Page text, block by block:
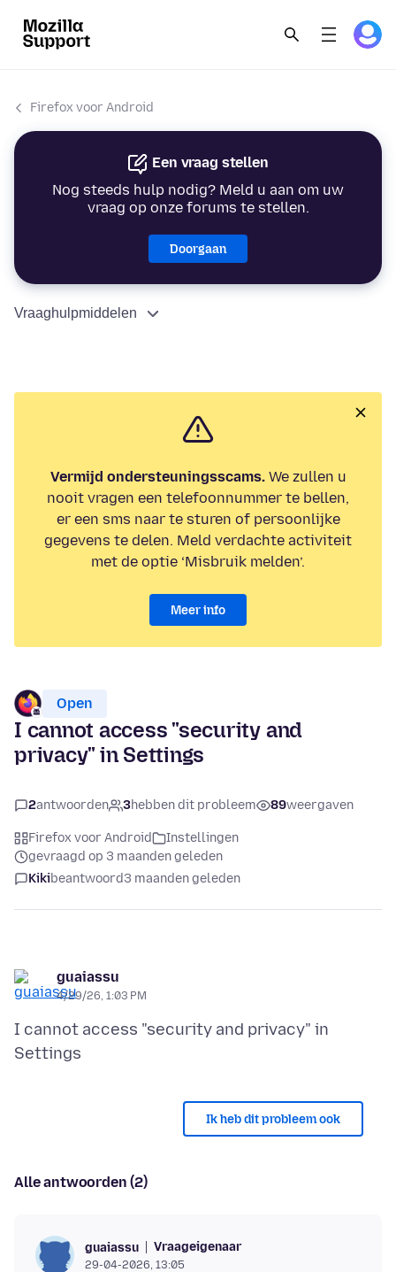
Firefox voor Android
Een vraag stellen
Nog steeds hulp nodig? Meld u aan om uw
vraag op onze forums te stellen.
Doorgaan
Vraaghulpmiddelen
Vermijd ondersteuningsscams.We zullen u
nooit vragen een telefoonnummer te bellen,
er een sms naar te sturen of persoonlijke
gegevens te delen. Meld verdachte activiteit
met de optie ‘Misbruik melden’.
Meer info
Open
I cannot access "security and
privacy" in Settings
2antwoorden 3hebben dit probleem 89weergaven
Firefox voor Android
Instellingen
gevraagd op 3 maanden geleden
Kikibeantwoord3 maanden geleden
guaiassu
4/29/26, 1:03 PM
I cannot access "security and privacy" in
Ik heb dit probleem ook
Alle antwoorden (2)
guaiassu Vraageigenaar
29-04-2026, 13:05